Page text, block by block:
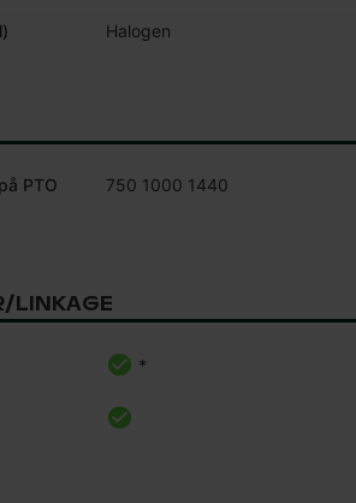
Halogen
PTO
750 1000 1440
LINKAGE
*